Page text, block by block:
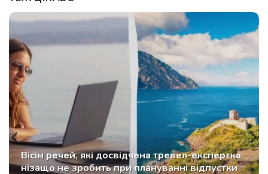
Вісім речей, які досвідчена тревел-експертка
нізащо не зробить при плануванні відпустки